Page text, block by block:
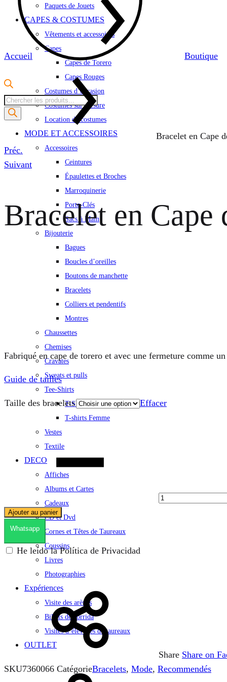
Paquets de Jouets
CAPES & COSTUMES
Vêtements et accessoires
Capes
Capes de Torero
Capes Rouges
Costumes d’occasion
Costumes sur mesure
Location de costumes
MODE ET ACCESSOIRES
Accessoires
Ceintures
Épaulettes et Broches
Marroquinerie
Porte-Clés
Sacs à Main
Bijouterie
Bagues
Boucles d’oreilles
Boutons de manchette
Bracelets
Colliers et pendentifs
Montres
Chaussettes
Chemises
Cravates
Sweats et pulls
Tee-Shirts
T-Shirts Homme
T-shirts Femme
Vestes
Textile
DECO
Affiches
Albums et Cartes
Cadeaux
CD et Dvd
Cornes et Têtes de Taureaux
Coussins
Livres
Photographies
Expériences
Visite des arènes
Billets de corrida
Visites d’élevages de taureaux
OUTLET
Se
Recherche
de
Accueil Boutique
Bracelet en Cape
Product
navigation
Préc.
Suivant
Bracelet en Cape
Fabriqué en cape de torero et avec une fermeture comme
Guide de tailles
Taille des bracelets Effacer
Ajouter au panier
Whatsapp
He leído la Política de Privacidad
Share Share on
SKU7360066 CatégorieBracelets, Mode, Recommendés